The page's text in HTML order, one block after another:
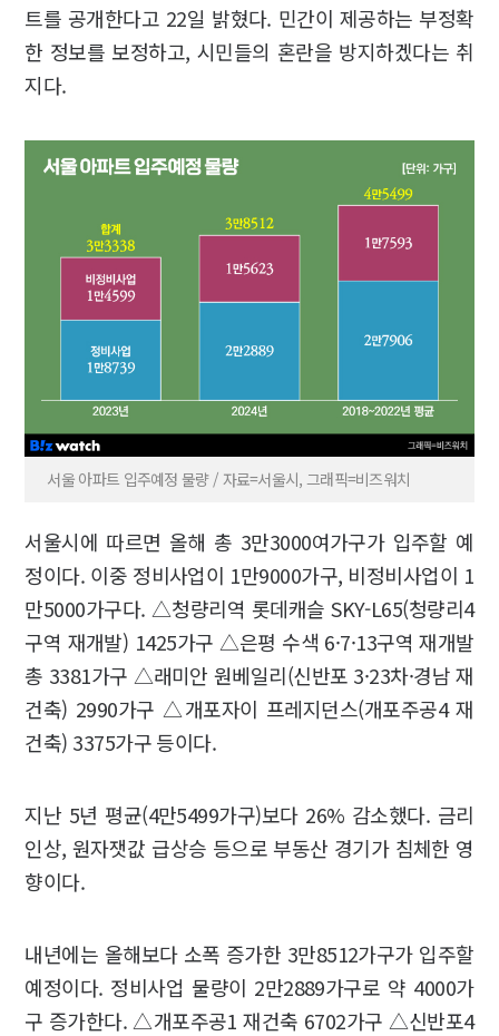
트를 공개한다고 22일 밝혔다. 민간이 제공하는 부정확
한 정보를 보정하고, 시민들의 혼란을 방지하겠다는 취
지다.
서울 아파트 입주예정 물량 / 자료=서울시, 그래픽=비즈워치
서울시에 따르면 올해 총 3만3000여가구가 입주할 예
정이다. 이중 정비사업이 1만9000가구, 비정비사업이 1
만5000가구다. △청량리역 롯데캐슬 SKY-L65(청량리4
구역 재개발) 1425가구 △은평 수색 6·7·13구역 재개발
총 3381가구 △래미안 원베일리(신반포 3·23차·경남 재
건축) 2990가구 △개포자이 프레지던스(개포주공4 재
건축) 3375가구 등이다.
지난 5년 평균(4만5499가구)보다 26% 감소했다. 금리
인상, 원자잿값 급상승 등으로 부동산 경기가 침체한 영
향이다.
내년에는 올해보다 소폭 증가한 3만8512가구가 입주할
예정이다. 정비사업 물량이 2만2889가구로 약 4000가
구 증가한다. △개포주공1 재건축 6702가구 △신반포4